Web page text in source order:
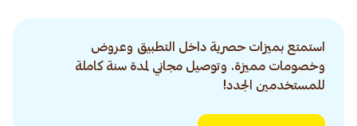
استمتع بميزات حصرية داخل التطبيق وعروض
وخصومات مميزة. وتوصيل مجاني لمدة سنة كاملة
للمستخدمين الجدد!